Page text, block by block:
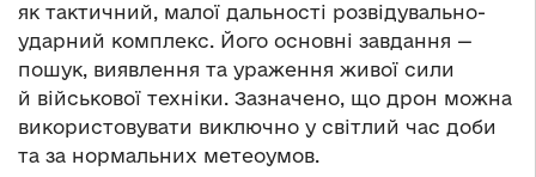
як тактичний, малої дальності розвідувально-
ударний комплекс. Його основні завдання —
пошук, виявлення та ураження живої сили
й військової техніки. Зазначено, що дрон можна
використовувати виключно у світлий час доби
та за нормальних метеоумов.